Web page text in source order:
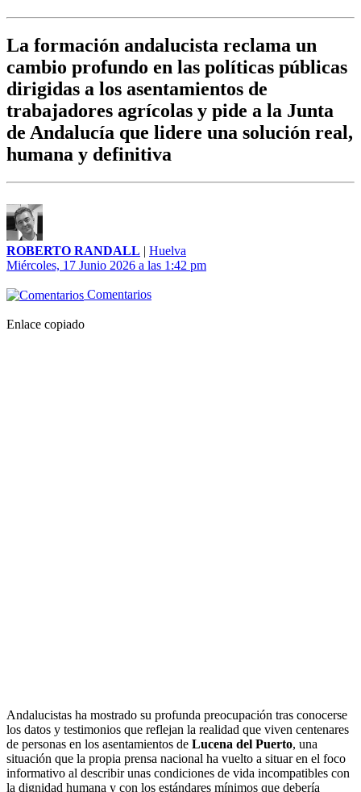
La formación andalucista reclama un
cambio profundo en las políticas públicas
dirigidas a los asentamientos de
trabajadores agrícolas y pide a la Junta
de Andalucía que lidere una solución real,
humana y definitiva
ROBERTO RANDALL | Huelva
Miércoles, 17 Junio 2026 a las 1:42 pm
Comentarios
Enlace copiado
Andalucistas ha mostrado su profunda preocupación tras conocerse
los datos y testimonios que reflejan la realidad que viven centenares
de personas en los asentamientos de Lucena del Puerto, una
situación que la propia prensa nacional ha vuelto a situar en el foco
informativo al describir unas condiciones de vida incompatibles con
la dignidad humana y con los estándares mínimos que debería